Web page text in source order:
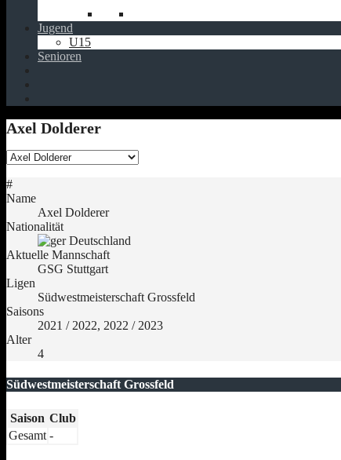
Jugend
U15
Senioren
Axel Dolderer
#
Name
Axel Dolderer
Nationalität
Deutschland
Aktuelle Mannschaft
GSG Stuttgart
Ligen
Südwestmeisterschaft Grossfeld
Saisons
2021 / 2022, 2022 / 2023
Alter
4
Südwestmeisterschaft Grossfeld
Saison Club
Gesamt -